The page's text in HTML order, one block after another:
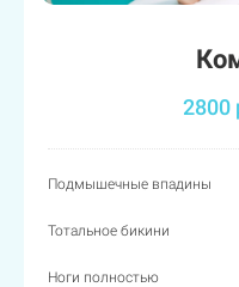
2800
Подмышечные впадины
Тотальное бикини
Ноги полностью